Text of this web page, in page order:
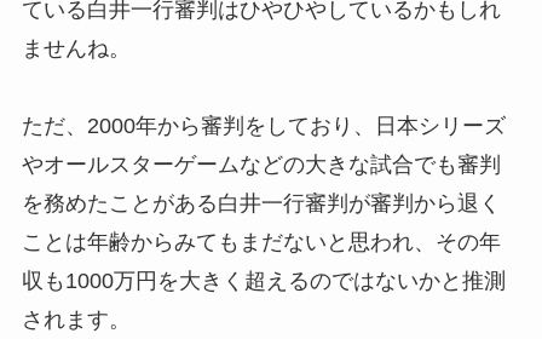
ている白井一行審判はひやひやしているかもしれ
ませんね。
ただ、2000年から審判をしており、日本シリーズ
やオールスターゲームなどの大きな試合でも審判
を務めたことがある白井一行審判が審判から退く
ことは年齢からみてもまだないと思われ、その年
収も1000万円を大きく超えるのではないかと推測
されます。